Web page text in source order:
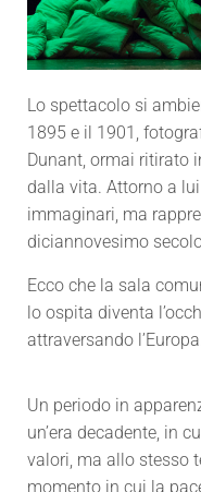
Lo spettacolo si
1895 e il 1901,
Dunant, ormai ritirato
dalla vita. Attorno a
immaginari, ma
diciannovesimo
Ecco che la sala
lo ospita diventa
attraversando
Un periodo in
un’era decadente, in
valori, ma allo stesso
momento in cui la